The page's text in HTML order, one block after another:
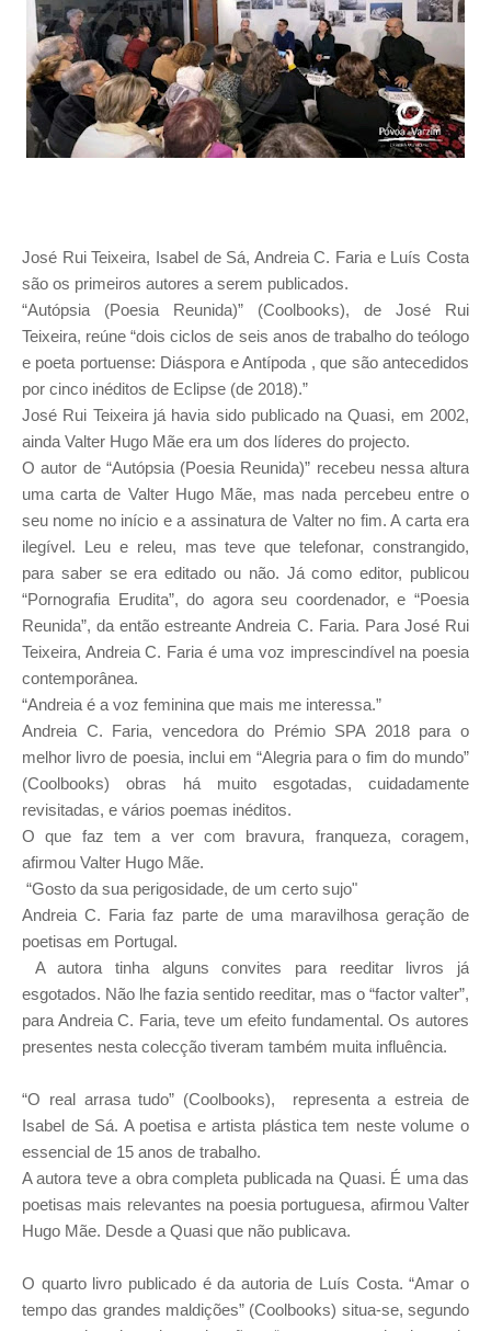
José Rui Teixeira, Isabel de Sá, Andreia C. Faria e Luís Costa
são os primeiros autores a serem publicados.
“Autópsia (Poesia Reunida)” (Coolbooks), de José Rui
Teixeira, reúne “dois ciclos de seis anos de trabalho do teólogo
e poeta portuense: Diáspora e Antípoda , que são antecedidos
por cinco inéditos de Eclipse (de 2018).”
José Rui Teixeira já havia sido publicado na Quasi, em 2002,
ainda Valter Hugo Mãe era um dos líderes do projecto.
O autor de “Autópsia (Poesia Reunida)” recebeu nessa altura
uma carta de Valter Hugo Mãe, mas nada percebeu entre o
seu nome no início e a assinatura de Valter no fim. A carta era
ilegível. Leu e releu, mas teve que telefonar, constrangido,
para saber se era editado ou não. Já como editor, publicou
“Pornografia Erudita”, do agora seu coordenador, e “Poesia
Reunida”, da então estreante Andreia C. Faria. Para José Rui
Teixeira, Andreia C. Faria é uma voz imprescindível na poesia
contemporânea.
“Andreia é a voz feminina que mais me interessa.”
Andreia C. Faria, vencedora do Prémio SPA 2018 para o
melhor livro de poesia, inclui em “Alegria para o fim do mundo”
(Coolbooks) obras há muito esgotadas, cuidadamente
revisitadas, e vários poemas inéditos.
O que faz tem a ver com bravura, franqueza, coragem,
afirmou Valter Hugo Mãe.
“Gosto da sua perigosidade, de um certo sujo"
Andreia C. Faria faz parte de uma maravilhosa geração de
poetisas em Portugal.
A autora tinha alguns convites para reeditar livros já
esgotados. Não lhe fazia sentido reeditar, mas o “factor valter”,
para Andreia C. Faria, teve um efeito fundamental. Os autores
presentes nesta colecção tiveram também muita influência.
“O real arrasa tudo” (Coolbooks), representa a estreia de
Isabel de Sá. A poetisa e artista plástica tem neste volume o
essencial de 15 anos de trabalho.
A autora teve a obra completa publicada na Quasi. É uma das
poetisas mais relevantes na poesia portuguesa, afirmou Valter
Hugo Mãe. Desde a Quasi que não publicava.
O quarto livro publicado é da autoria de Luís Costa. “Amar o
tempo das grandes maldições” (Coolbooks) situa-se, segundo